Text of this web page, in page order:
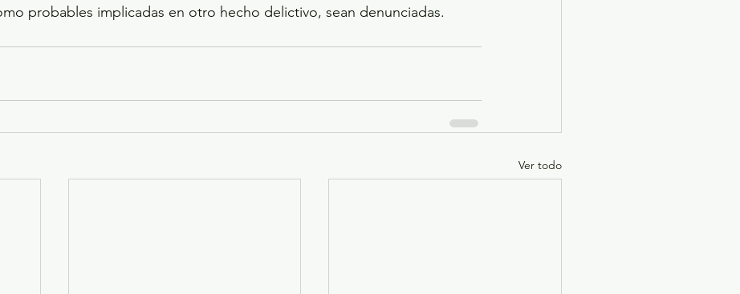
probables implicadas en otro hecho delictivo, sean denunciadas.
Ver todo